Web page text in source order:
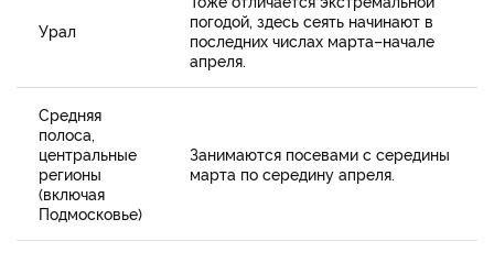
Урал
погодой, здесь сеять начинают в
последних числах марта–начале
апреля.
Средняя
полоса,
центральные
регионы
(включая
Подмосковье)
Занимаются посевами с середины
марта по середину апреля.